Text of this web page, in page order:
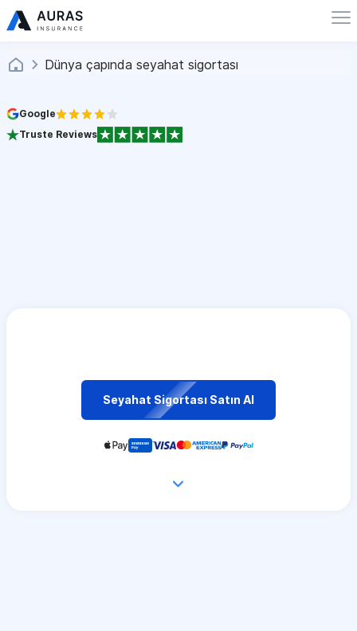
Dünya çapında seyahat sigortası
Google
Truste Reviews
Seyahat Sigortası Satın Al